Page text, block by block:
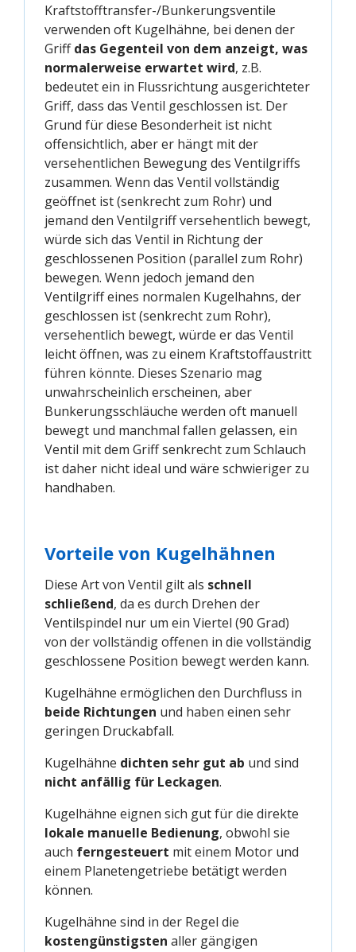
Kraftstofftransfer-/Bunkerungsventile
verwenden oft Kugelhähne, bei denen der
Griffdas Gegenteil von dem anzeigt, was
normalerweise erwartet wird, z.B.
bedeutet ein in Flussrichtung ausgerichteter
Griff, dass das Ventil geschlossen ist. Der
Grund für diese Besonderheit ist nicht
offensichtlich, aber er hängt mit der
versehentlichen Bewegung des Ventilgriffs
zusammen. Wenn das Ventil vollständig
geöffnet ist (senkrecht zum Rohr) und
jemand den Ventilgriff versehentlich bewegt,
würde sich das Ventil in Richtung der
geschlossenen Position (parallel zum Rohr)
bewegen. Wenn jedoch jemand den
Ventilgriff eines normalen Kugelhahns, der
geschlossen ist (senkrecht zum Rohr),
versehentlich bewegt, würde er das Ventil
leicht öffnen, was zu einem Kraftstoffaustritt
führen könnte. Dieses Szenario mag
unwahrscheinlich erscheinen, aber
Bunkerungsschläuche werden oft manuell
bewegt und manchmal fallen gelassen, ein
Ventil mit dem Griff senkrecht zum Schlauch
ist daher nicht ideal und wäre schwieriger zu
handhaben.
Vorteile von Kugelhähnen
Diese Art von Ventil gilt als schnell
schließend, da es durch Drehen der
Ventilspindel nur um ein Viertel (90 Grad)
von der vollständig offenen in die vollständig
geschlossene Position bewegt werden kann.
Kugelhähne ermöglichen den Durchfluss in
beide Richtungen und haben einen sehr
geringen Druckabfall.
Kugelhähne dichten sehr gut ab und sind
nicht anfällig für Leckagen.
Kugelhähne eignen sich gut für die direkte
lokale manuelle Bedienung, obwohl sie
auch ferngesteuert mit einem Motor und
einem Planetengetriebe betätigt werden
können.
Kugelhähne sind in der Regel die
kostengünstigsten aller gängigen